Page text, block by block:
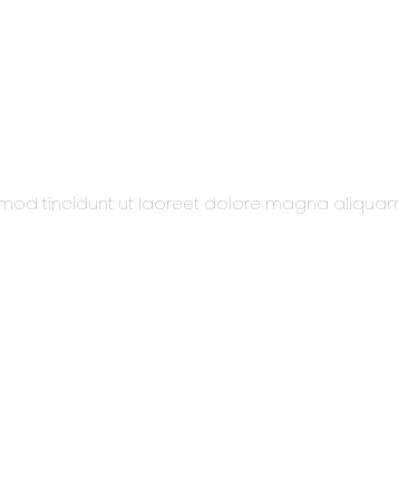
tincidunt ut laoreet dolore magna